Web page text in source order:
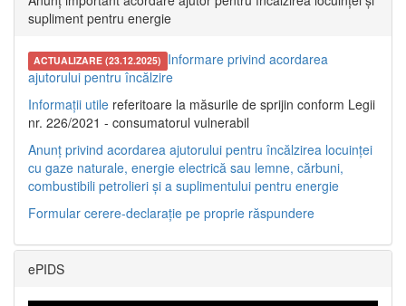
supliment pentru energie
ACTUALIZARE (23.12.2025) Informare privind acordarea
ajutorului pentru încălzire
Informații utile referitoare la măsurile de sprijin conform Legii
nr. 226/2021 - consumatorul vulnerabil
Anunț privind acordarea ajutorului pentru încălzirea locuinței
cu gaze naturale, energie electrică sau lemne, cărbuni,
combustibili petrolieri și a suplimentului pentru energie
Formular cerere-declarație pe proprie răspundere
ePIDS